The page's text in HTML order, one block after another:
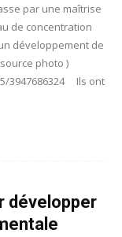
par une maîtrise
de concentration
développement de
photo )
3947686324 Ils ont
développer